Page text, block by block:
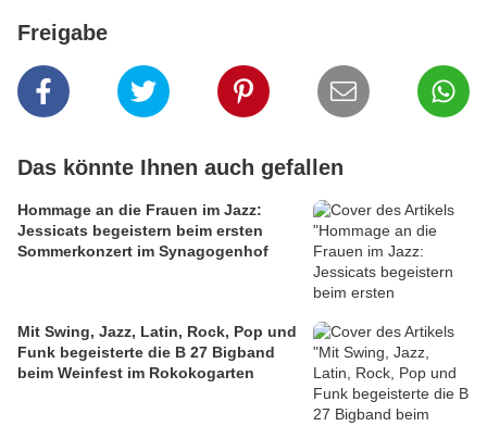
Freigabe
Das könnte Ihnen auch gefallen
Hommage an die Frauen im Jazz:
Jessicats begeistern beim ersten
Sommerkonzert im Synagogenhof
Mit Swing, Jazz, Latin, Rock, Pop und
Funk begeisterte die B 27 Bigband
beim Weinfest im Rokokogarten